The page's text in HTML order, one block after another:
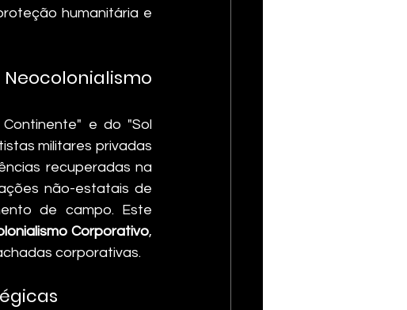
humanitária e
e do "Sol
militares privadas
não-estatais de
de campo. Este
Corporativo,
corporativas.